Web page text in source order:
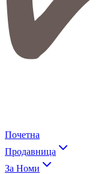
Почетна
Продавница
За Номи